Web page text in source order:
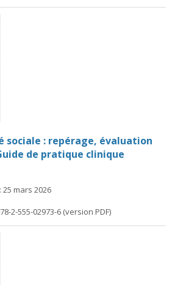
sociale : repérage, évaluation
de pratique clinique
mars 2026
2-555-02973-6 (version PDF)